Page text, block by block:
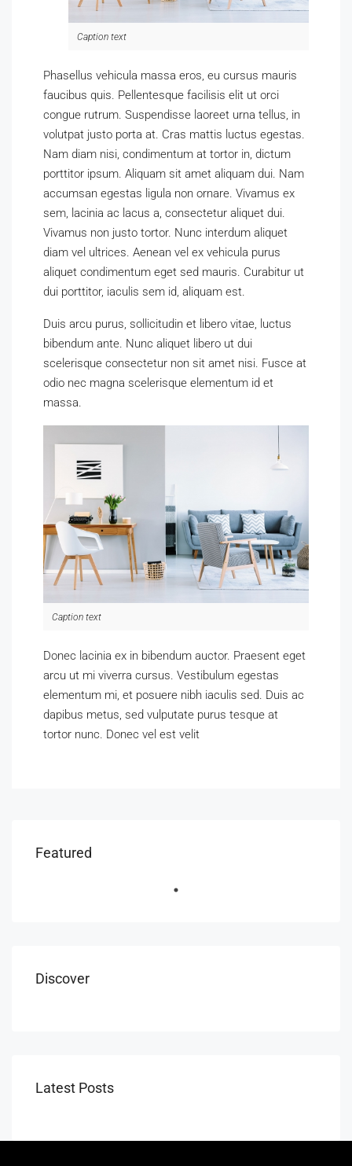
Caption text
Phasellus vehicula massa eros, eu cursus mauris
faucibus quis. Pellentesque facilisis elit ut orci
congue rutrum. Suspendisse laoreet urna tellus, in
volutpat justo porta at. Cras mattis luctus egestas.
Nam diam nisi, condimentum at tortor in, dictum
porttitor ipsum. Aliquam sit amet aliquam dui. Nam
accumsan egestas ligula non ornare. Vivamus ex
sem, lacinia ac lacus a, consectetur aliquet dui.
Vivamus non justo tortor. Nunc interdum aliquet
diam vel ultrices. Aenean vel ex vehicula purus
aliquet condimentum eget sed mauris. Curabitur ut
dui porttitor, iaculis sem id, aliquam est.
Duis arcu purus, sollicitudin et libero vitae, luctus
bibendum ante. Nunc aliquet libero ut dui
scelerisque consectetur non sit amet nisi. Fusce at
odio nec magna scelerisque elementum id et
massa.
Caption text
Donec lacinia ex in bibendum auctor. Praesent eget
arcu ut mi viverra cursus. Vestibulum egestas
elementum mi, et posuere nibh iaculis sed. Duis ac
dapibus metus, sed vulputate purus tesque at
tortor nunc. Donec vel est velit
Featured
$15500
Discover
Latest Posts